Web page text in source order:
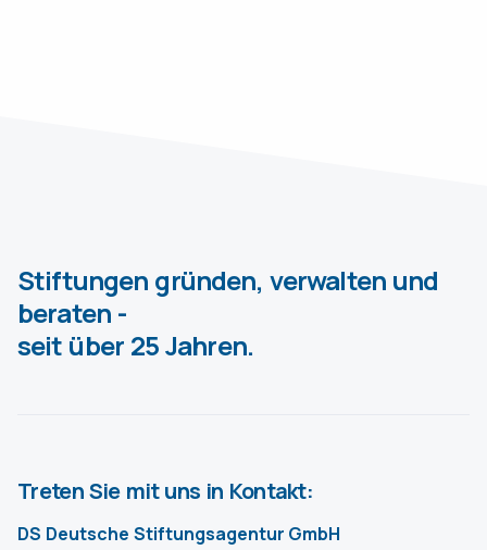
Stiftungen gründen, verwalten und
beraten -
seit über 25 Jahren.
Treten Sie mit uns in Kontakt:
DS Deutsche Stiftungsagentur GmbH